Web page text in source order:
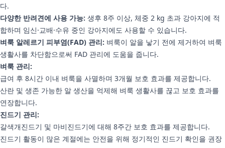
다.
다양한 반려견에 사용 가능: 생후 8주 이상, 체중 2 kg 초과 강아지에 적
합하며 임신·교배·수유 중인 강아지에도 사용할 수 있습니다.
벼룩 알레르기 피부염(FAD) 관리: 벼룩이 알을 낳기 전에 제거하여 벼룩
생활사를 차단함으로써 FAD 관리에 도움을 줍니다.
벼룩 관리:
급여 후 8시간 이내 벼룩을 사멸하며 3개월 보호 효과를 제공합니다.
산란 및 생존 가능한 알 생산을 억제해 벼룩 생활사를 끊고 보호 효과를
연장합니다.
진드기 관리:
갈색개진드기 및 마비진드기에 대해 8주간 보호 효과를 제공합니다.
진드기 활동이 많은 계절에는 안전을 위해 정기적인 진드기 확인을 권장